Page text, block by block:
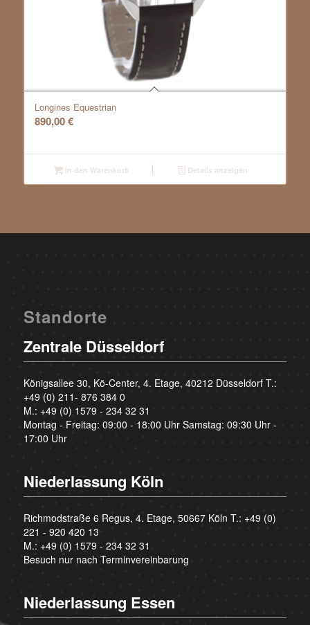
Longines Equestrian
890,00€
In den Warenkorb Details anzeigen
Standorte
Zentrale Düsseldorf
Königsallee 30, Kö-Center, 4. Etage, 40212 Düsseldorf T.:
+49 (0) 211- 876 384 0
M.: +49 (0) 1579 - 234 32 31
Montag - Freitag: 09:00 - 18:00 Uhr Samstag: 09:30 Uhr -
17:00 Uhr
Niederlassung Köln
Richmodstraße 6 Regus, 4. Etage, 50667 Köln T.: +49 (0)
221 - 920 420 13
M.: +49 (0) 1579 - 234 32 31
Besuch nur nach Terminvereinbarung
Niederlassung Essen